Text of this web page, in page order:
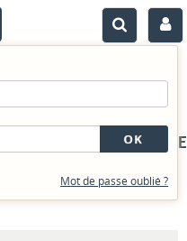
PORTAIL DOCUMENTAIRE
Mot de passe oublié ?